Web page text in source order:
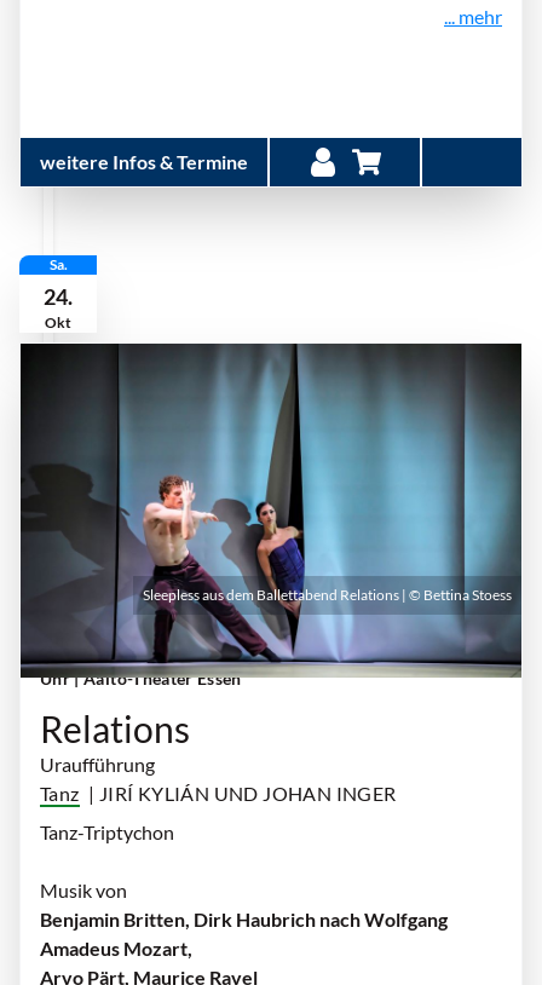
... mehr
weitere Infos & Termine
Sa.
24.
Okt
Samstag, 24. Oktober 2026 | 19:00 Uhr - 21:00
Uhr| Aalto-Theater Essen
Relations
Uraufführung
Tanz | JIRÍ KYLIÁN UND JOHAN INGER
Tanz-Triptychon
Musik von
Benjamin Britten, Dirk Haubrich nach Wolfgang
Amadeus Mozart,
Arvo Pärt, Maurice Ravel
Sleepless aus dem Ballettabend Relations | © Bettina Stoess